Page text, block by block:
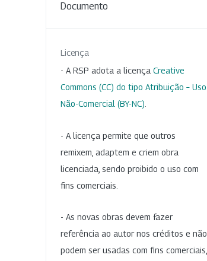
Documento
Licença
- A RSP adota a licença Creative
Commons (CC) do tipo Atribuição – Uso
Não-Comercial (BY-NC)
- A licença permite que outros
remixem, adaptem e criem obra
licenciada, sendo proibido o uso com
fins comerciais.
- As novas obras devem fazer
referência ao autor nos créditos e não
podem ser usadas com fins comerciais,